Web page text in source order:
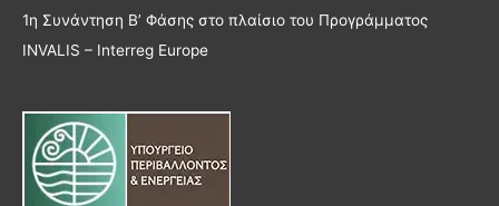
1η Συνάντηση Β’ Φάσης στο πλαίσιο του Προγράμματος
INVALIS – Interreg Europe